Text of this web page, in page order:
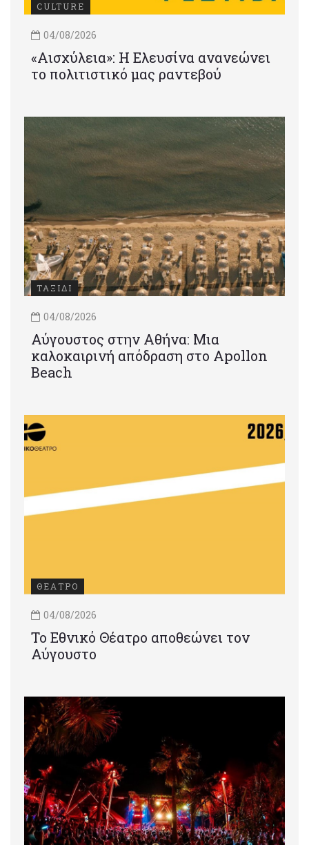
CULTURE
04/08/2026
«Αισχύλεια»: Η Ελευσίνα ανανεώνει
το πολιτιστικό μας ραντεβού
ΤΑΞΙΔΙ
04/08/2026
Αύγουστος στην Αθήνα: Μια
καλοκαιρινή απόδραση στο Apollon
Beach
ΘΕΑΤΡΟ
04/08/2026
Το Εθνικό Θέατρο αποθεώνει τον
Αύγουστο